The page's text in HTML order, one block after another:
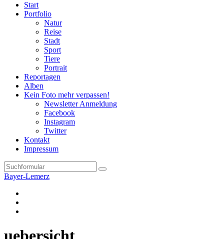
Start
Portfolio
Natur
Reise
Stadt
Sport
Tiere
Portrait
Reportagen
Alben
Kein Foto mehr verpassen!
Newsletter Anmeldung
Facebook
Instagram
Twitter
Kontakt
Impressum
Search
Bayer-Lemerz